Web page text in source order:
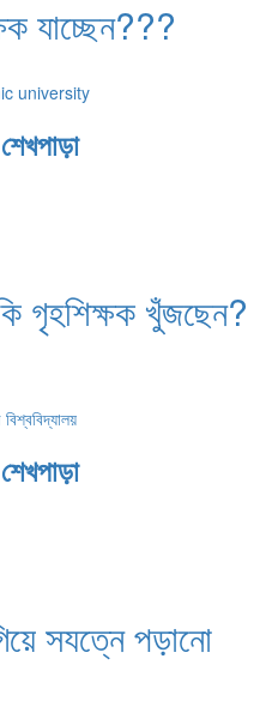
যাচ্ছেন???
university
গৃহশিক্ষক খুঁজছেন?
সযত্নে পড়ানো